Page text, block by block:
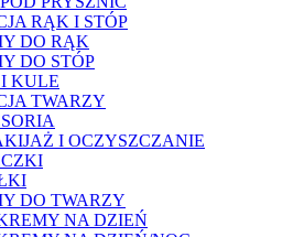
RĄK I STÓP
DO RĄK
DO STÓP
KULE
TWARZY
I OCZYSZCZANIE
DO TWARZY
NA DZIEŃ